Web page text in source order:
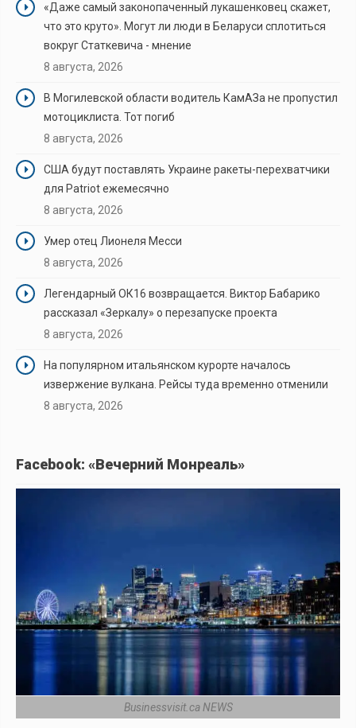
«Даже самый законопаченный лукашенковец скажет,
что это круто». Могут ли люди в Беларуси сплотиться
вокруг Статкевича - мнение
8 августа, 2026
В Могилевской области водитель КамАЗа не пропустил
мотоциклиста. Тот погиб
8 августа, 2026
США будут поставлять Украине ракеты-перехватчики
для Patriot ежемесячно
8 августа, 2026
Умер отец Лионеля Месси
8 августа, 2026
Легендарный ОК16 возвращается. Виктор Бабарико
рассказал «Зеркалу» о перезапуске проекта
8 августа, 2026
На популярном итальянском курорте началось
извержение вулкана. Рейсы туда временно отменили
8 августа, 2026
Facebook: «Вечерний Монреаль»
Businessvisit.ca NEWS